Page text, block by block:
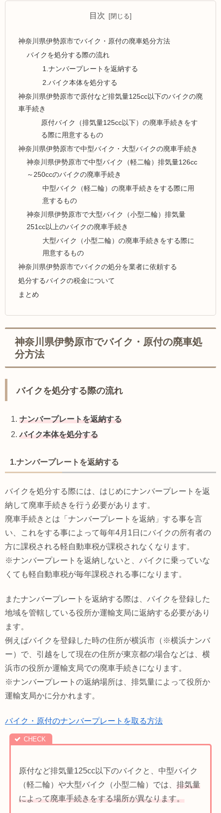
目次
神奈川県伊勢原市でバイク・原付の廃車処分方法
バイクを処分する際の流れ
1.ナンバープレートを返納する
2.バイク本体を処分する
神奈川県伊勢原市で原付など排気量125cc以下のバイクの廃
車手続き
原付バイク（排気量125cc以下）の廃車手続きをす
る際に用意するもの
神奈川県伊勢原市で中型バイク・大型バイクの廃車手続き
神奈川県伊勢原市で中型バイク（軽二輪）排気量126cc
～250ccのバイクの廃車手続き
中型バイク（軽二輪）の廃車手続きをする際に用
意するもの
神奈川県伊勢原市で大型バイク（小型二輪）排気量
251cc以上のバイクの廃車手続き
大型バイク（小型二輪）の廃車手続きをする際に
用意するもの
神奈川県伊勢原市でバイクの処分を業者に依頼する
処分するバイクの税金について
まとめ
神奈川県伊勢原市でバイク・原付の廃車処
分方法
バイクを処分する際の流れ
ナンバープレートを返納する
バイク本体を処分する
1.ナンバープレートを返納する
バイクを処分する際には、はじめにナンバープレートを返
納して廃車手続きを行う必要があります。
廃車手続きとは「ナンバープレートを返納」する事を言
い、これをする事によって毎年4月1日にバイクの所有者の
方に課税される軽自動車税が課税されなくなります。
※ナンバープレートを返納しないと、バイクに乗っていな
くても軽自動車税が毎年課税される事になります。
またナンバープレートを返納する際は、バイクを登録した
地域を管轄している役所か運輸支局に返納する必要があり
ます。
例えばバイクを登録した時の住所が横浜市（※横浜ナンバ
ー）で、引越をして現在の住所が東京都の場合などは、横
浜市の役所か運輸支局での廃車手続きになります。
※ナンバープレートの返納場所は、排気量によって役所か
運輸支局かに分かれます。
バイク・原付のナンバープレートを取る方法
原付など排気量125cc以下のバイクと、中型バイク
（軽二輪）や大型バイク（小型二輪）では、 排気量
によって廃車手続きをする場所が異なります。